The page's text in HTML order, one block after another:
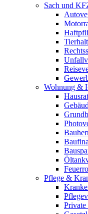
Sach und
Wohnung &
Pflege &